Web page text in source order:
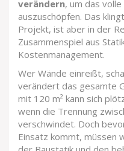
verändern, um das
auszuschöpfen. Das
Projekt, ist aber in der
Zusammenspiel aus
Kostenmanagement.
Wer Wände einreißt,
verändert das gesamte
mit 120 m² kann sich
wenn die Trennung
verschwindet. Doch
Einsatz kommt, müssen